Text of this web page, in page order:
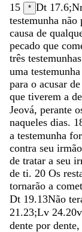
15
* Dt 17.6;
testemunha não
causa de
pecado que
três testemunhas
uma testemunha
para o acusar de
que tiverem a
Jeová, perante
naqueles dias.
a testemunha for
contra seu irmão
de tratar a seu
de ti. 20 Os
tornarão a
Dt 19.13Não
21.23;Lv 24.20
dente por dente,